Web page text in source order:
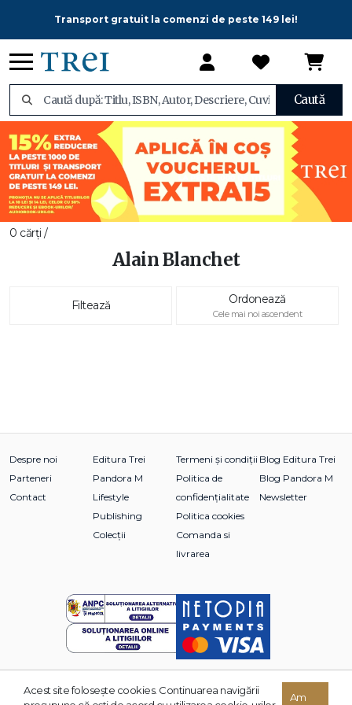
Transport gratuit la comenzi de peste 149 lei!
Caută
0 cărți /
Alain Blanchet
Filtează Ordonează
Cele mai noi ascendent
Despre noi
Parteneri
Contact
Editura Trei
Pandora M
Lifestyle
Publishing
Colecții
Termeni și condiții
Politica de
confidențialitate
Politica cookies
Comanda si
livrarea
Blog Editura Trei
Blog Pandora M
Newsletter
© 2026 Grupul Editorial TREI. Toate drepturile rezervate.
Acest site foloseşte cookies. Continuarea navigării
Am